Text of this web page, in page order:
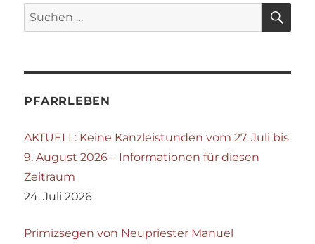
Suchen
nach:
PFARRLEBEN
AKTUELL: Keine Kanzleistunden vom 27. Juli bis
9. August 2026 – Informationen für diesen
Zeitraum
24. Juli 2026
Primizsegen von Neupriester Manuel